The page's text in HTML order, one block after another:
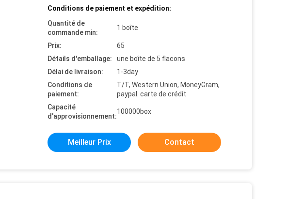
Conditions de paiement et expédition:
Quantité de
commande min:
1 boîte
Prix:
65
Détails d'emballage:
une boîte de 5 flacons
Délai de livraison:
1-3day
Conditions de
paiement:
T/T, Western Union, MoneyGram,
paypal. carte de crédit
Capacité
d'approvisionnement:
100000box
Meilleur Prix Contact